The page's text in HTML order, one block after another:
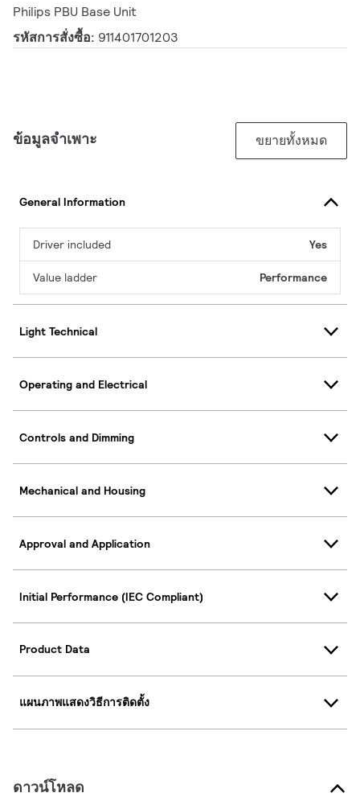
Philips PBU Base Unit
รหัสการสั่งซื้อ: 911401701203
ข้อมูลจำเพาะ ขยายทั้งหมด
General Information
Driver included Yes
Value ladder Performance
Light Technical
Operating and Electrical
Controls and Dimming
Mechanical and Housing
Approval and Application
Initial Performance (IEC Compliant)
Product Data
แผนภาพแสดงวิธีการติดตั้ง
ดาวน์โหลด